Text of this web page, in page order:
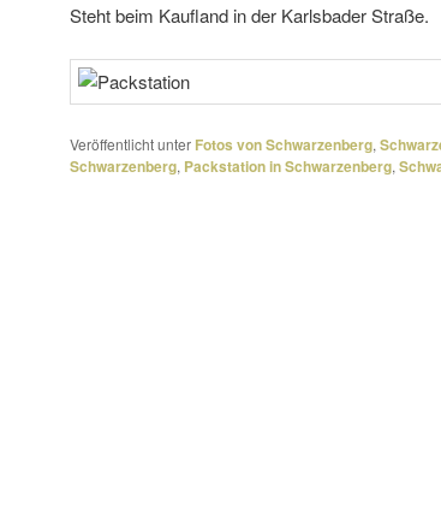
Steht beim Kaufland in der Karlsbader Straße.
Veröffentlicht unter Fotos von Schwarzenberg,
Schwarzenberg, Packstation in Schwarzenberg,